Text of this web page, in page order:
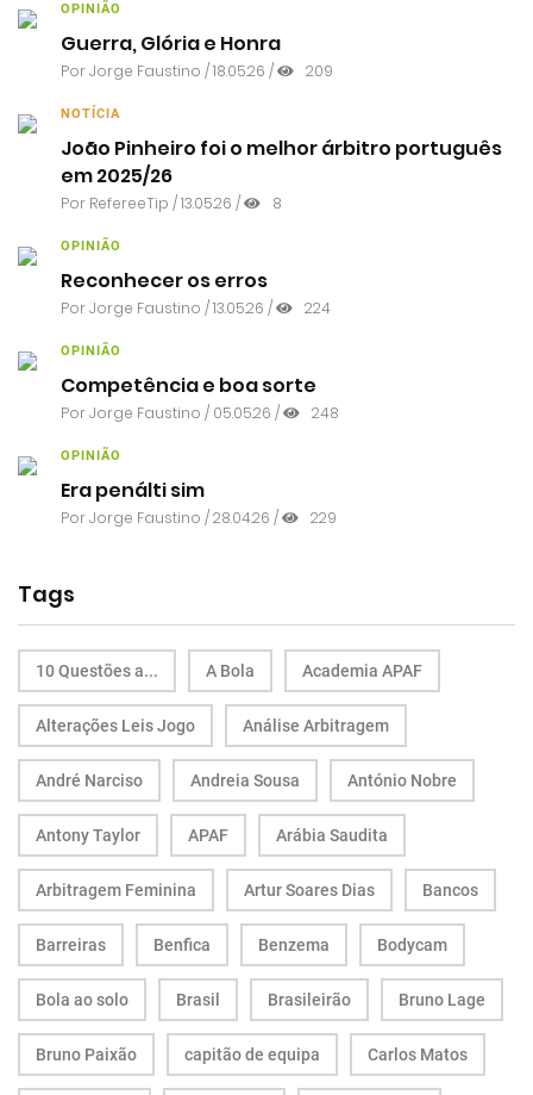
OPINIÃO
Guerra, Glória e Honra
PorJorge Faustino / 18.05.26 / 209
NOTÍCIA
João Pinheiro foi o melhor árbitro português
em 2025/26
Por RefereeTip / 13.05.26 / 8
OPINIÃO
Reconhecer os erros
PorJorge Faustino / 13.05.26 / 224
OPINIÃO
Competência e boa sorte
PorJorge Faustino / 05.05.26 / 248
OPINIÃO
Era penálti sim
PorJorge Faustino / 28.04.26 / 229
Tags
10 Questões a... A Bola Academia APAF
Alterações Leis Jogo Análise Arbitragem
André Narciso Andreia Sousa António Nobre
Antony Taylor APAF Arábia Saudita
Arbitragem Feminina Artur Soares Dias Bancos
Barreiras Benfica Benzema Bodycam
Bola ao solo Brasil Brasileirão Bruno Lage
Bruno Paixão capitão de equipa Carlos Matos